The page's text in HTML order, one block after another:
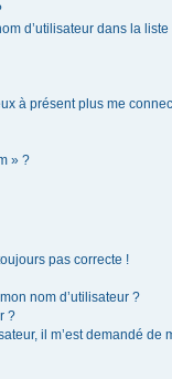
d’utilisateur dans la liste
à présent plus me
» ?
pas correcte !
nom d’utilisateur ?
?
il m’est demandé de